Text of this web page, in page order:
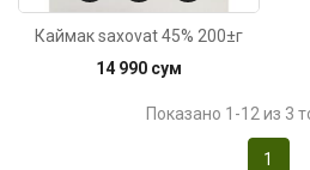
Каймак saxovat 45% 200±г
14 990 сум
Показано 1-12 из 3
1